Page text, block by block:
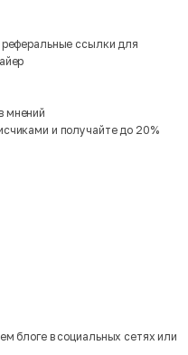
реферальные ссылки для
мнений
и получайте до 20%
блоге в социальных сетях или